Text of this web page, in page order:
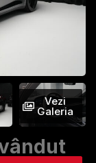
Vezi
Galeria